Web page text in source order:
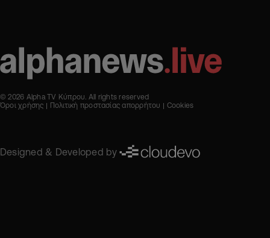
© 2026 Alpha TV Κύπρου. All rights reserved
Όροι χρήσης
Πολιτική προστασίας απορρήτου Cookies
Designed & Developed by